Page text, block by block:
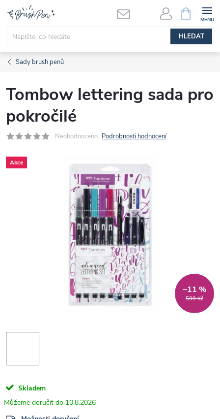
obsah
HLEDAT
NÁKUPNÍ
KOŠÍK
Sady brush penů
Tombow lettering sada pro
pokročilé
Neohodnoceno Podrobnosti hodnocení
Akce
599 Kč
–11 %
Skladem
10.8.2026